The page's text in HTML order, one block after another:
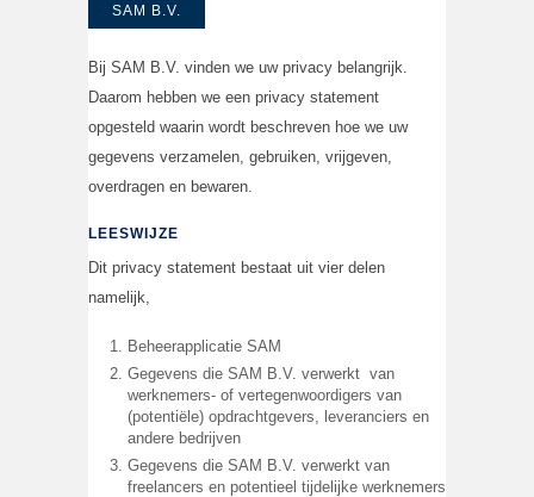
SAM B.V.
Bij SAM B.V. vinden we uw privacy belangrijk.
Daarom hebben we een privacy statement
opgesteld waarin wordt beschreven hoe we uw
gegevens verzamelen, gebruiken, vrijgeven,
overdragen en bewaren.
LEESWIJZE
Dit privacy statement bestaat uit vier delen
namelijk,
Beheerapplicatie SAM
Gegevens die SAM B.V. verwerkt van
werknemers- of vertegenwoordigers van
(potentiële) opdrachtgevers, leveranciers en
andere bedrijven
Gegevens die SAM B.V. verwerkt van
freelancers en potentieel tijdelijke werknemers